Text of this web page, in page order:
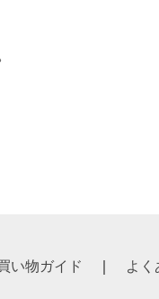
い物ガイド よく